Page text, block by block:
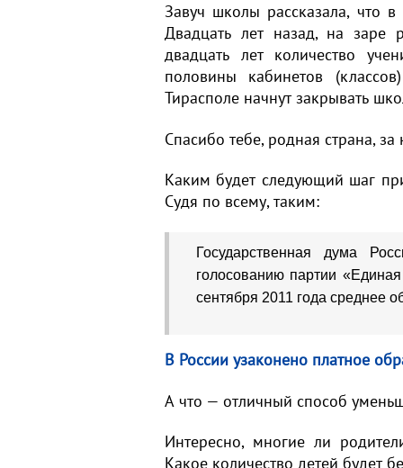
Завуч школы рассказала, что
Двадцать лет назад, на заре
двадцать лет количество
половины кабинетов
Тирасполе начнут закрывать
Спасибо тебе, родная страна,
Каким будет следующий шаг
Судя по всему, таким:
Государственная дума
голосованию партии
сентября 2011 года среднее
В России узаконено платное
А что — отличный способ
Интересно, многие ли
Какое количество детей будет